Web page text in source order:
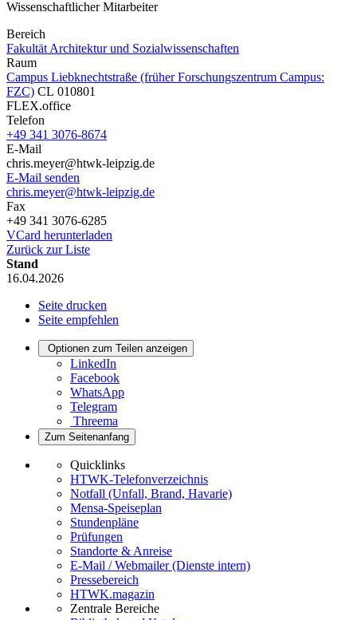
Wissenschaftlicher Mitarbeiter
Bereich
Fakultät Architektur und Sozialwissenschaften
Raum
Campus Liebknechtstraße (früher Forschungszentrum Campus:
FZC) CL 010801
FLEX.office
Telefon
+49 341 3076-8674
E-Mail
chris.meyer@htwk-leipzig.de
E-Mail senden
chris.meyer@htwk-leipzig.de
Fax
+49 341 3076-6285
VCard herunterladen
Zurück zur Liste
Stand
16.04.2026
Seite drucken
Seite empfehlen
Optionen zum Teilen anzeigen
LinkedIn
Facebook
WhatsApp
Telegram
Threema
Zum Seitenanfang
Quicklinks
HTWK-Telefonverzeichnis
Notfall (Unfall, Brand, Havarie)
Mensa-Speiseplan
Stundenpläne
Prüfungen
Standorte & Anreise
E-Mail / Webmailer (Dienste intern)
Pressebereich
HTWK.magazin
Zentrale Bereiche